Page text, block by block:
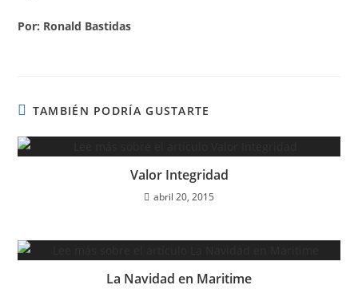
Por: Ronald Bastidas
TAMBIÉN PODRÍA GUSTARTE
Valor Integridad
abril 20, 2015
La Navidad en Maritime